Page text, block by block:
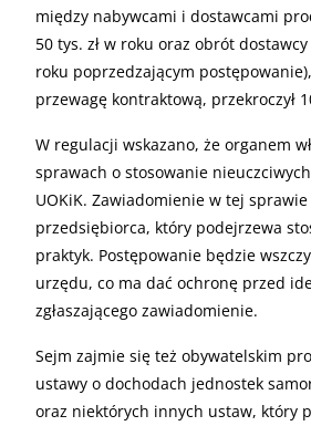
między nabywcami i dostawcami
50 tys. zł w roku oraz obrót
roku poprzedzającym
przewagę kontraktową, przekroczył
W regulacji wskazano, że organem
sprawach o stosowanie
UOKiK. Zawiadomienie w tej sprawie
przedsiębiorca, który podejrzewa
praktyk. Postępowanie będzie
urzędu, co ma dać ochronę przed
zgłaszającego zawiadomienie.
Sejm zajmie się też obywatelskim
ustawy o dochodach jednostek
oraz niektórych innych ustaw, który